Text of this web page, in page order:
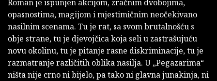
Roman je ispunjen akcijom, zračnim dvobojima,
opasnostima, magijom i mjestimičnim neočekivano
nasilnim scenama. Tu je rat, sa svom brutalnošću s
obje strane, tu je djevojčica koja seli u zastrašujuću
novu okolinu, tu je pitanje rasne diskriminacije, tu je
razmatranje različitih oblika nasilja. U „Pegazarima“
ništa nije crno ni bijelo, pa tako ni glavna junakinja, ni